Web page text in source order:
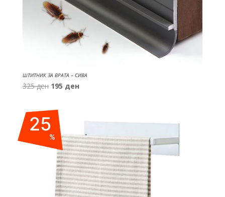
ШТИТНИК ЗА ВРАТА – СИВА
325ден Original
was:
325 ден.
195 денCurrent
195 ден.
25
%